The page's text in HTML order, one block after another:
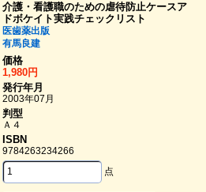
介護・看護職のための虐待防止ケースア
ドボケイト実践チェックリスト
医歯薬出版
有馬良建
価格
1,980円
発行年月
2003年07月
判型
Ａ４
ISBN
9784263234266
点